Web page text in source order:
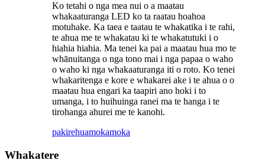
Ko tetahi o nga mea nui o a maatau
whakaaturanga LED ko ta raatau hoahoa
motuhake. Ka taea e taatau te whakatika i te rahi,
te ahua me te whakatau ki te whakatutuki i o
hiahia hiahia. Ma tenei ka pai a maatau hua mo te
whānuitanga o nga tono mai i nga papaa o waho
o waho ki nga whakaaturanga iti o roto. Ko tenei
whakaritenga e kore e whakarei ake i te ahua o o
maatau hua engari ka taapiri ano hoki i to
umanga, i to huihuinga ranei ma te hanga i te
tirohanga ahurei me te kanohi.
pakirehuamokamoka
Whakatere